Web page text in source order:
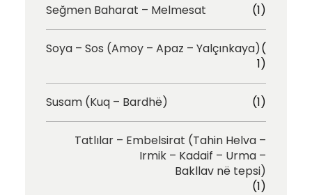
Seğmen Baharat – Melmesat (1)
Soya – Sos (Amoy – Apaz – Yalçınkaya)(
1)
Susam (Kuq – Bardhë) (1)
Tatlılar – Embelsirat (Tahin Helva –
Irmik – Kadaif – Urma –
Bakllav në tepsi)
(1)